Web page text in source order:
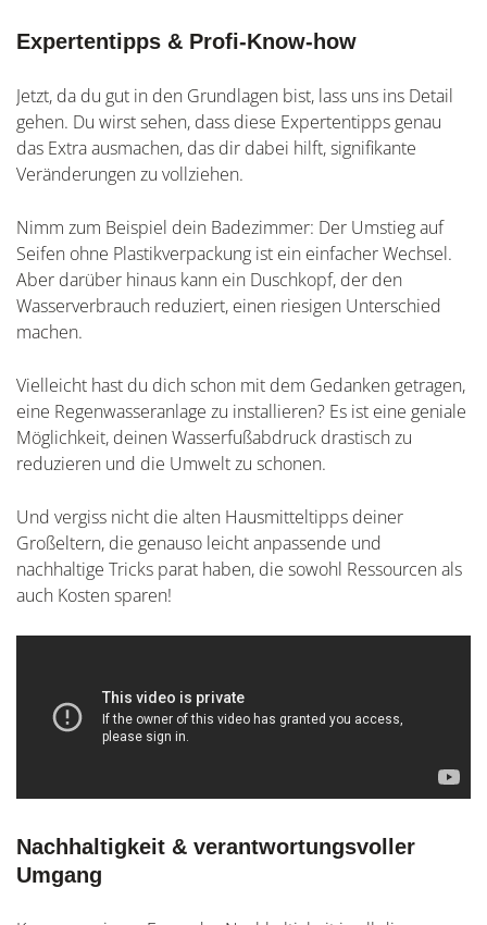
Expertentipps & Profi-Know-how
Jetzt, da du gut in den Grundlagen bist, lass uns ins Detail
gehen. Du wirst sehen, dass diese Expertentipps genau
das Extra ausmachen, das dir dabei hilft, signifikante
Veränderungen zu vollziehen.
Nimm zum Beispiel dein Badezimmer: Der Umstieg auf
Seifen ohne Plastikverpackung ist ein einfacher Wechsel.
Aber darüber hinaus kann ein Duschkopf, der den
Wasserverbrauch reduziert, einen riesigen Unterschied
machen.
Vielleicht hast du dich schon mit dem Gedanken getragen,
eine Regenwasseranlage zu installieren? Es ist eine geniale
Möglichkeit, deinen Wasserfußabdruck drastisch zu
reduzieren und die Umwelt zu schonen.
Und vergiss nicht die alten Hausmitteltipps deiner
Großeltern, die genauso leicht anpassende und
nachhaltige Tricks parat haben, die sowohl Ressourcen als
auch Kosten sparen!
Nachhaltigkeit & verantwortungsvoller
Umgang